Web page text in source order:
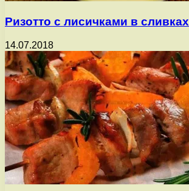
Ризотто с лисичками в сливках
14.07.2018